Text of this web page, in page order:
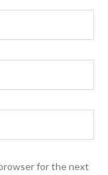
for the next